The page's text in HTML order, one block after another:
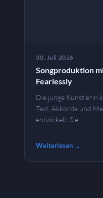
30. Juli 2026
Songproduktion
Fearlessly
Die junge Künstlerin
Text, Akkorde und
entwickelt. Sie…
Weiterlesen →